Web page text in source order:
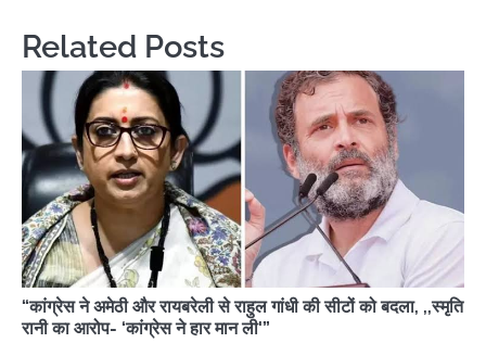
Related Posts
“कांग्रेस ने अमेठी और रायबरेली से राहुल गांधी की सीटों को बदला, ,,स्मृति
रानी का आरोप- ‘कांग्रेस ने हार मान ली'”